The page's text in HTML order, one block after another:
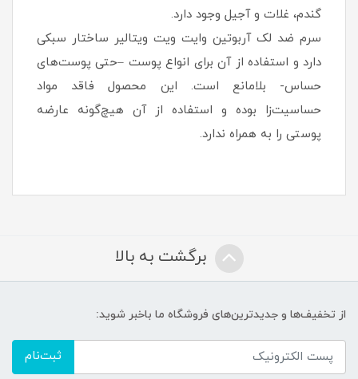
گندم، غلات و آجیل وجود دارد.
سرم ضد لک آربوتین وایت ویت ویتالیر ساختار سبکی
دارد و استفاده از آن برای انواع پوست –حتی پوست‌های
حساس- بلامانع است. این محصول فاقد مواد
حساسیت‌زا بوده و استفاده از آن هیچ‌گونه عارضه
پوستی را به همراه ندارد.
برگشت به بالا
از تخفیف‌ها و جدیدترین‌های فروشگاه ما باخبر شوید:
ثبت‌نام